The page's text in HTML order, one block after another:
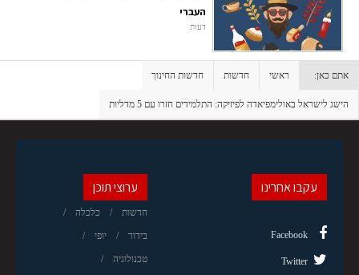
העברי
דעות
אתם כאן: ראשי חדשות חדשות החינוך
הישג לישראל באולימפיאדה לפיזיקה: התלמידים חזרו עם 5 מדליות
ערוצי תוכן
חדשות כלכלה
בידור יופי
טכנולוגיה
עקבו אחרינו
Facebook
Twitter